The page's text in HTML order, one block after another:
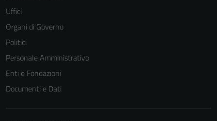
Uffici
Organi di Governo
Politici
Personale Amministrativo
Enti e Fondazioni
Documenti e Dati